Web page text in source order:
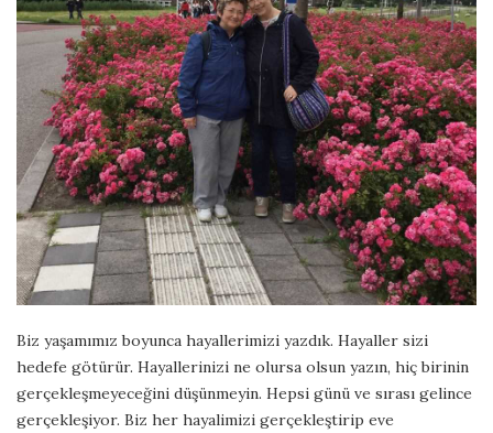
Biz yaşamımız boyunca hayallerimizi yazdık. Hayaller sizi
hedefe götürür. Hayallerinizi ne olursa olsun yazın, hiç birinin
gerçekleşmeyeceğini düşünmeyin. Hepsi günü ve sırası gelince
gerçekleşiyor. Biz her hayalimizi gerçekleştirip eve